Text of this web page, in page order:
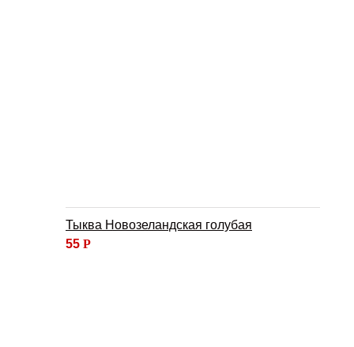
Тыква Новозеландская голубая
55 Р